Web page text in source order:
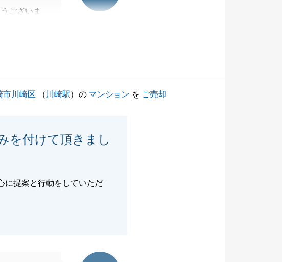
ございま
と、大変
。
市川崎区 （ 川崎駅）の マンション を ご売却
を付けて頂きまし
に提案と行動をしていただ